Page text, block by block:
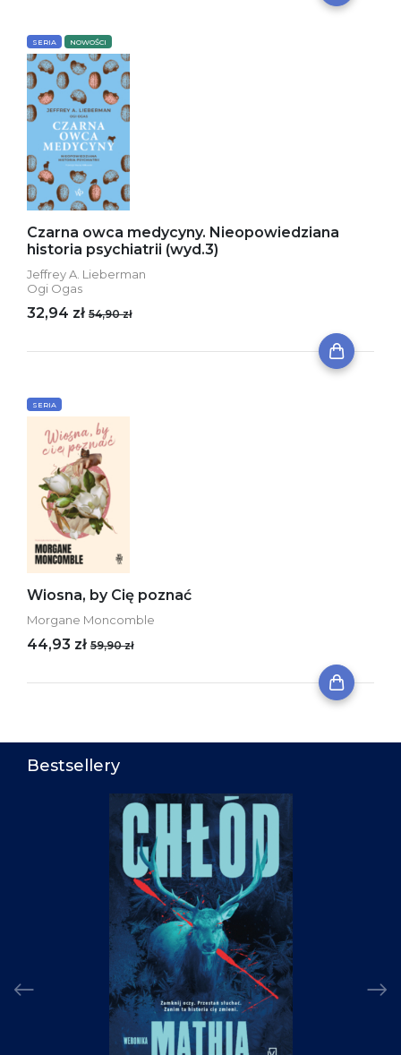
SERIA NOWOŚCI
Czarna owca medycyny. Nieopowiedziana
historia psychiatrii (wyd.3)
Jeffrey A. Lieberman
Ogi Ogas
32,94 zł 54,90 zł
SERIA
Wiosna, by Cię poznać
Morgane Moncomble
44,93 zł 59,90 zł
Bestsellery